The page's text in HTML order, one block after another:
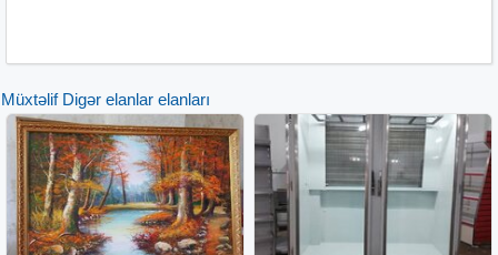
Müxtəlif Digər elanlar elanları